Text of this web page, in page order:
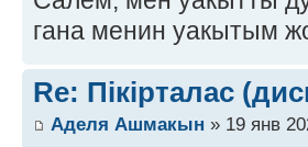
гана менин уакытым
Re: Пікірталас
Аделя Ашмакын » 19 янв